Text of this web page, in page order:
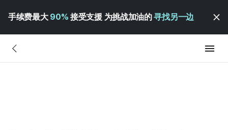
手续费最大 90% 接受支援 为挑战加油的寻找另一边